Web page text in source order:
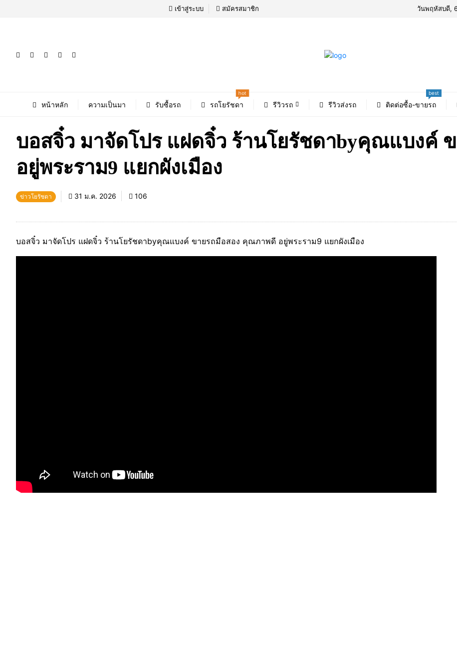
เข้าสู่ระบบ สมัครสมาชิก วันพฤหัสบดี,
หน้าหลัก ความเป็นมา รับซื้อรถ รถโยรัชดา
hot
รีวิวรถ รีวิวส่งรถ ติดต่อซื้อ-ขายรถ
best
บอสจิ๋ว มาจัดโปร แฝดจิ๋ว ร้านโยรัชดาbyคุณแบงค์
อยู่พระราม9 แยกผังเมือง
ข่าวโยรัชดา 31 ม.ค. 2026 106
บอสจิ๋ว มาจัดโปร แฝดจิ๋ว ร้านโยรัชดาbyคุณแบงค์ ขายรถมือสอง คุณภาพดี อยู่พระราม9 แยกผังเมือง